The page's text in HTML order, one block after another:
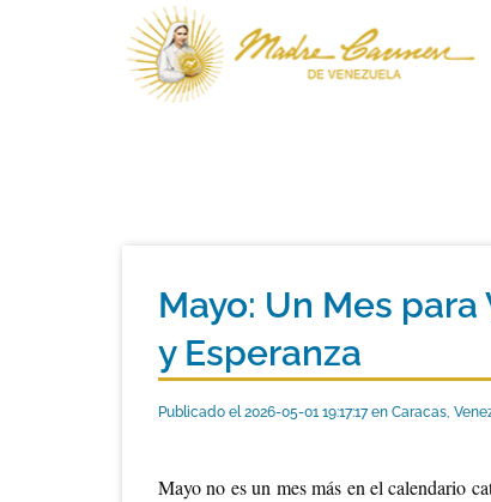
Mayo: Un Mes
y Esperanza
Publicado el 2026-05-01 19:17:17 en Caracas,
Mayo no es un mes más en el calendario